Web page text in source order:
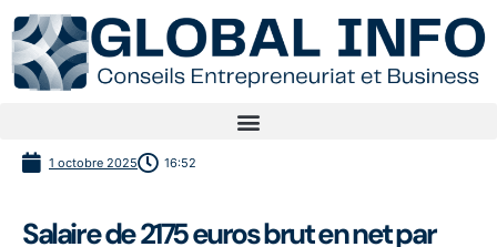
1 octobre 2025 16:52
Salaire de 2175 euros brut en net par